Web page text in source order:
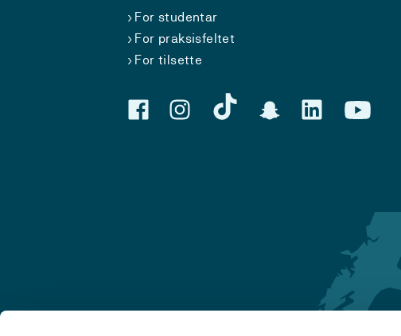
For studentar
For praksisfeltet
For tilsette